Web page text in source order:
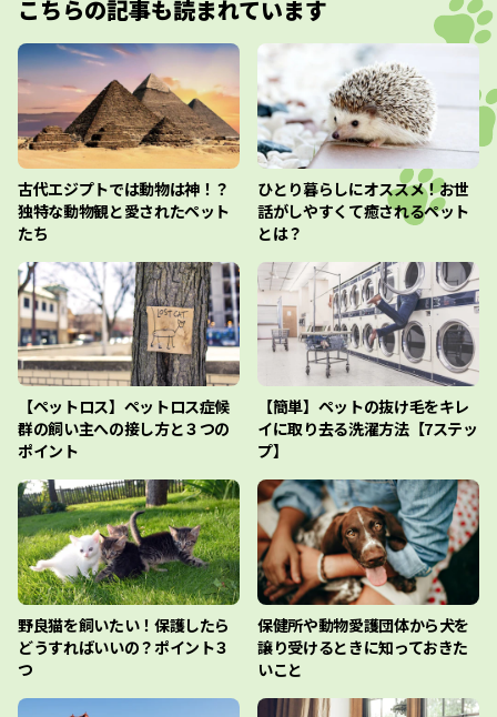
こちらの記事も読まれています
古代エジプトでは動物は神！？
独特な動物観と愛されたペット
たち
ひとり暮らしにオススメ！お世
話がしやすくて癒されるペット
とは？
【ペットロス】ペットロス症候
群の飼い主への接し方と３つの
ポイント
【簡単】ペットの抜け毛をキレ
イに取り去る洗濯方法【7ステッ
プ】
野良猫を飼いたい！保護したら
どうすればいいの？ポイント３
つ
保健所や動物愛護団体から犬を
譲り受けるときに知っておきた
いこと